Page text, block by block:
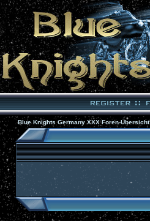
Blue Knights Germany XXX Foren-Übersicht